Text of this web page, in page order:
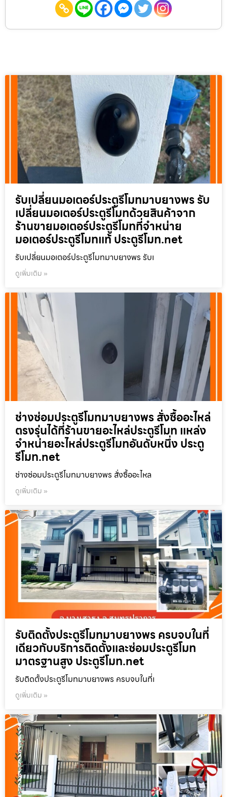
รับเปลี่ยนมอเตอร์ประตูรีโมทมาบยางพร รับ
เปลี่ยนมอเตอร์ประตูรีโมทด้วยสินค้าจาก
ร้านขายมอเตอร์ประตูรีโมทที่จำหน่าย
มอเตอร์ประตูรีโมทแท้ ประตูรีโมท.net
รับเปลี่ยนมอเตอร์ประตูรีโมทมาบยางพร รับเ
ดูเพิ่มเติม »
ช่างซ่อมประตูรีโมทมาบยางพร สั่งซื้ออะไหล่
ตรงรุ่นได้ที่ร้านขายอะไหล่ประตูรีโมท แหล่ง
จำหน่ายอะไหล่ประตูรีโมทอันดับหนึ่ง ประตู
รีโมท.net
ช่างซ่อมประตูรีโมทมาบยางพร สั่งซื้ออะไหล
ดูเพิ่มเติม »
รับติดตั้งประตูรีโมทมาบยางพร ครบจบในที่
เดียวกับบริการติดตั้งและซ่อมประตูรีโมท
มาตรฐานสูง ประตูรีโมท.net
รับติดตั้งประตูรีโมทมาบยางพร ครบจบในที่เ
ดูเพิ่มเติม »